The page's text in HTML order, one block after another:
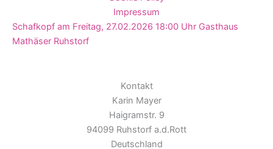
Impressum
Schafkopf am Freitag, 27.02.2026 18:00 Uhr Gasthaus
Mathäser Ruhstorf
Kontakt
Karin Mayer
Haigramstr. 9
94099 Ruhstorf a.d.Rott
Deutschland